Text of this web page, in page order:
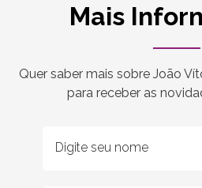
Mais
Quer saber mais sobre João
para receber as